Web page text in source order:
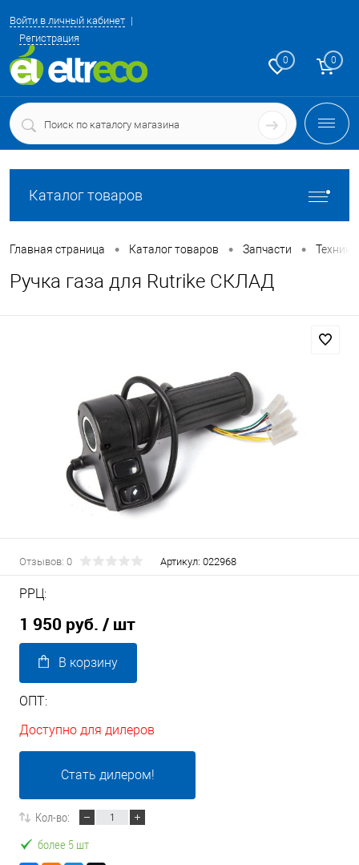
Войти в личный кабинет
Регистрация
0 0
Каталог товаров
Главная страница • Каталог товаров • Запчасти •
Ручка газа для Rutrike СКЛАД
Отзывов: 0 Артикул: 022968
РРЦ:
1 950 руб. / шт
В корзину
ОПТ:
Доступно для дилеров
Стать дилером!
Кол-во:
более 5 шт